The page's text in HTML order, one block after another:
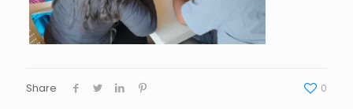
Share 0